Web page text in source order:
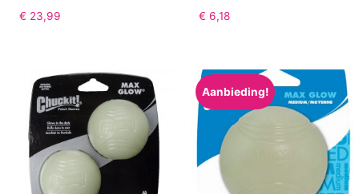
€ 23,99 € 6,18
Aanbieding!